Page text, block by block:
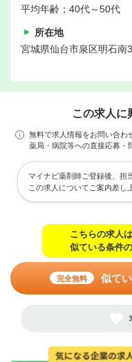
平均年齢；40代～50代
所在地
宮城県仙台市泉区明石南
この求人に
無料で求人情報をお問い合わ
薬局・病院等への直接応募・
マイナビ薬剤師ご登録後、担
この求人についてご案内差し
こちらの求人
似ている条件
完全無料 似て